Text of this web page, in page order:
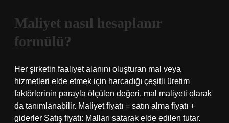
Maliyet nasıl hesaplanır
formülü?
Her şirketin faaliyet alanını oluşturan mal veya
hizmetleri elde etmek için harcadığı çeşitli üretim
faktörlerinin parayla ölçülen değeri, mal maliyeti olarak
da tanımlanabilir. Maliyet fiyatı = satın alma fiyatı +
giderler Satış fiyatı: Malları satarak elde edilen tutar.